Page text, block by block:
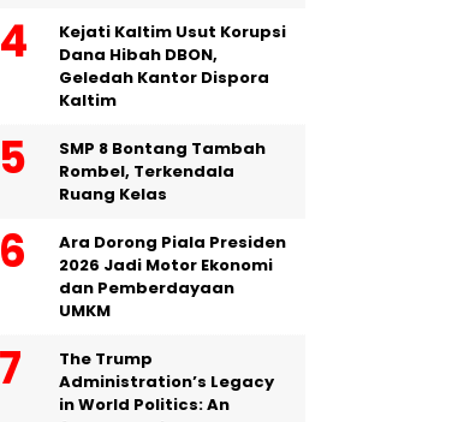
Kejati Kaltim Usut Korupsi
Dana Hibah DBON,
Geledah Kantor Dispora
Kaltim
SMP 8 Bontang Tambah
Rombel, Terkendala
Ruang Kelas
Ara Dorong Piala Presiden
2026 Jadi Motor Ekonomi
dan Pemberdayaan
UMKM
The Trump
Administration’s Legacy
in World Politics: An